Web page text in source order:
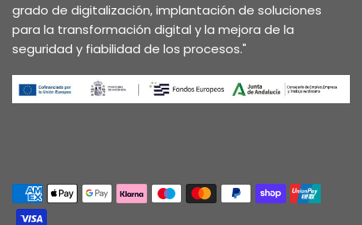
grado de digitalización, implantación de soluciones
para la transformación digital y la mejora de la
seguridad y fiabilidad de los procesos."